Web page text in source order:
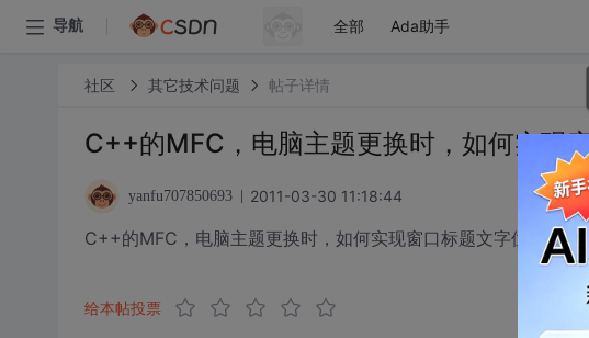
导航 全部 Ada助手
社区 其它技术问题 帖子详情
C++的MFC，电脑主题更换时，如何实现
yanfu707850693 2011-03-30 11:18:44
C++的MFC，电脑主题更换时，如何实现窗口标题文字位置不改
给本帖投票